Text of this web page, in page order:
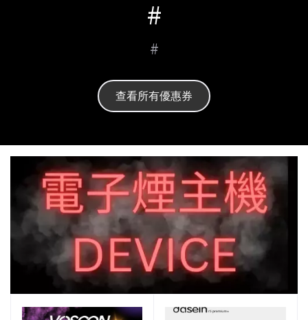
#
#
查看所有優惠券
電子煙主機